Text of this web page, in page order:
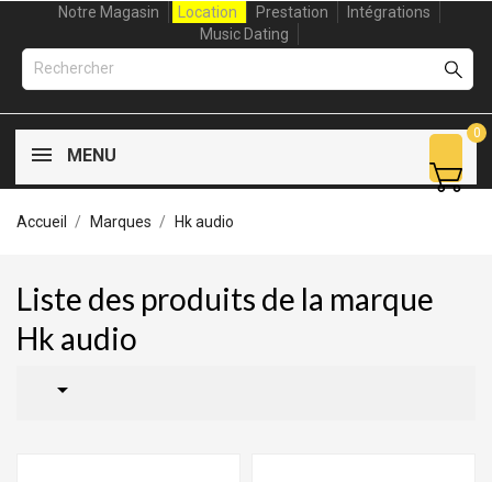
Notre Magasin Location Prestation
Intégrations
Music Dating
MENU
0
Accueil Marques Hk audio
Liste des produits de la marque
Hk audio
